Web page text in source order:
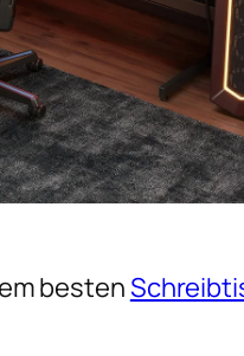
besten